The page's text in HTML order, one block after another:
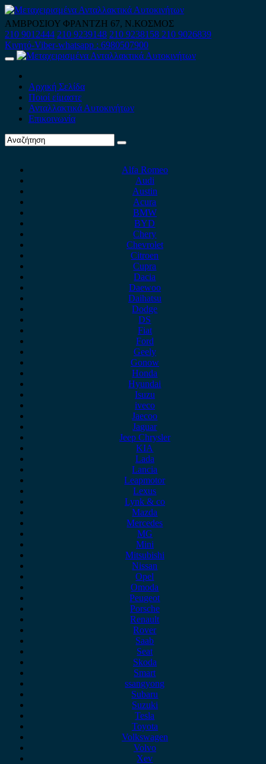
Skip
to
content
ΑΜΒΡΟΣΙΟΥ ΦΡΑΝΤΖΗ 67, Ν.ΚΟΣΜΟΣ
210 9012444 210 9239148 210 9238158 210 9026839
Κινητό-Viber-whatsapp : 6980507900
Primary
Αρχική Σελίδα
Ποιοί είμαστε
Ανταλλακτικά Αυτοκινήτων
Επικοινωνία
Alfa Romeo
Audi
Austin
Acura
BMW
BYD
Chery
Chevrolet
Citroen
Cupra
Dacia
Daewoo
Daihatsu
Dodge
DS
Fiat
Ford
Geely
Gonow
Honda
Hyundai
Isuzu
iveco
Jaecoo
Jaguar
Jeep Chrysler
KIA
Lada
Lancia
Leapmotor
Lexus
Lynk & co
Mazda
Mercedes
MG
Mini
Mitsubishi
Nissan
Opel
Omoda
Peugeot
Porsche
Renault
Rover
Saab
Seat
Skoda
Smart
ssangyong
Subaru
Suzuki
Tesla
Toyota
Volkswagen
Volvo
Xev